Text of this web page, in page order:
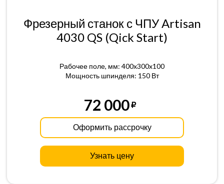
Фрезерный станок с ЧПУ Artisan
4030 QS (Qick Start)
Рабочее поле, мм: 400x300x100
Мощность шпинделя: 150 Вт
72 000
Оформить рассрочку
Узнать цену